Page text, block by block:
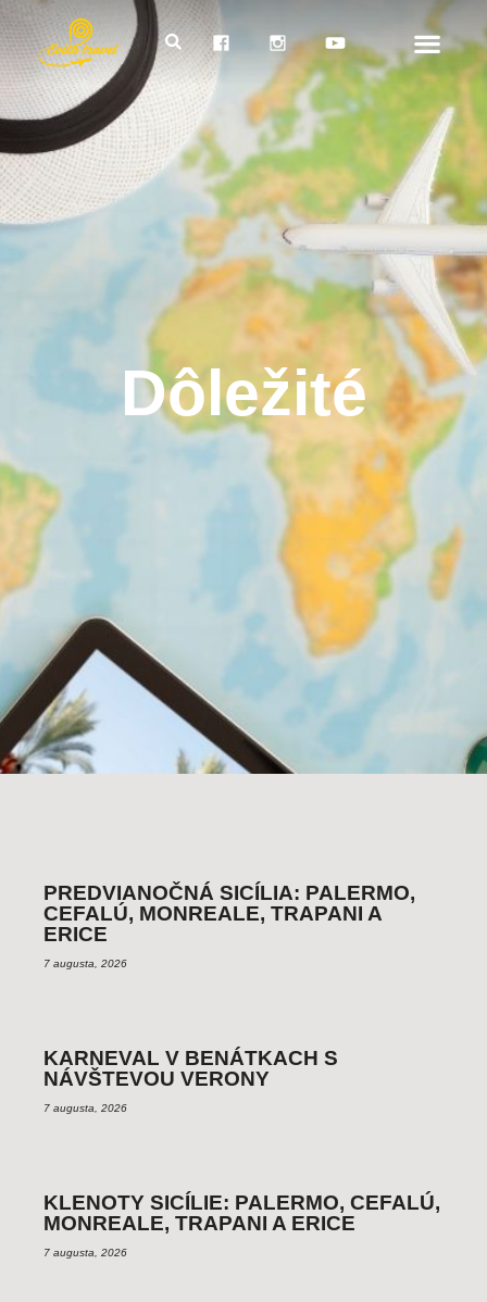
Dôležité
PREDVIANOČNÁ SICÍLIA: PALERMO,
CEFALÚ, MONREALE, TRAPANI A
ERICE
7 augusta, 2026
KARNEVAL V BENÁTKACH S
NÁVŠTEVOU VERONY
7 augusta, 2026
KLENOTY SICÍLIE: PALERMO, CEFALÚ,
MONREALE, TRAPANI A ERICE
7 augusta, 2026